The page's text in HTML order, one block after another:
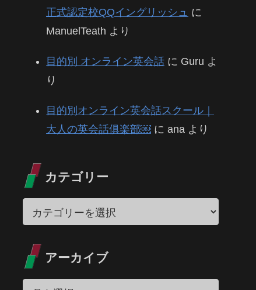
正式認定校QQイングリッシュ に
ManuelTeath より
目的別 オンライン英会話 に Guru よ
り
目的別オンライン英会話スクール｜
大人の英会話俱楽部￼ に ana より
カテゴリー
アーカイブ